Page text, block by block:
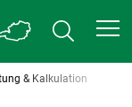
& Kalkulation